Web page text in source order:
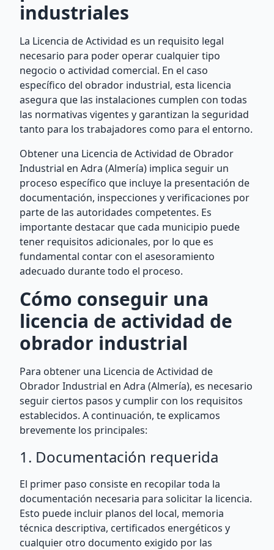
industriales
La Licencia de Actividad es un requisito legal
necesario para poder operar cualquier tipo
negocio o actividad comercial. En el caso
específico del obrador industrial, esta licencia
asegura que las instalaciones cumplen con todas
las normativas vigentes y garantizan la seguridad
tanto para los trabajadores como para el entorno.
Obtener una Licencia de Actividad de Obrador
Industrial en Adra (Almería) implica seguir un
proceso específico que incluye la presentación de
documentación, inspecciones y verificaciones por
parte de las autoridades competentes. Es
importante destacar que cada municipio puede
tener requisitos adicionales, por lo que es
fundamental contar con el asesoramiento
adecuado durante todo el proceso.
Cómo conseguir una
licencia de actividad de
obrador industrial
Para obtener una Licencia de Actividad de
Obrador Industrial en Adra (Almería), es necesario
seguir ciertos pasos y cumplir con los requisitos
establecidos. A continuación, te explicamos
brevemente los principales:
1. Documentación requerida
El primer paso consiste en recopilar toda la
documentación necesaria para solicitar la licencia.
Esto puede incluir planos del local, memoria
técnica descriptiva, certificados energéticos y
cualquier otro documento exigido por las